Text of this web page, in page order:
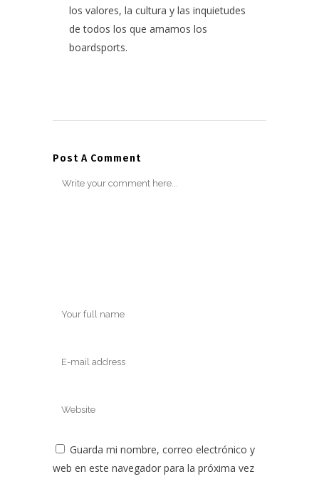
los valores, la cultura y las inquietudes
de todos los que amamos los
boardsports.
Post A Comment
Guarda mi nombre, correo electrónico y
web en este navegador para la próxima vez